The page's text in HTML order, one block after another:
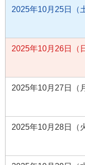
2025年10月25日（
2025年10月26日（
2025年10月27日（
2025年10月28日（